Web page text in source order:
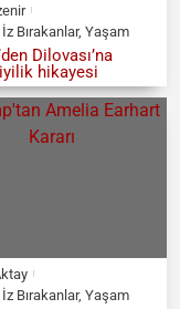
İz Bırakanlar, Yaşam
Dilovası’na
hikayesi
İz Bırakanlar, Yaşam